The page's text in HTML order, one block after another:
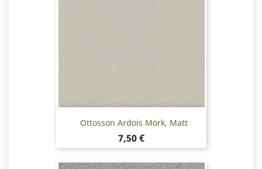
Ottosson Ardois Mörk, Matt
Pris
7,50 €